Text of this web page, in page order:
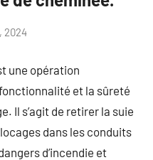
2024
une opération
et la sûreté
Il s’agit de retirer la suie
dans les conduits
d’incendie et